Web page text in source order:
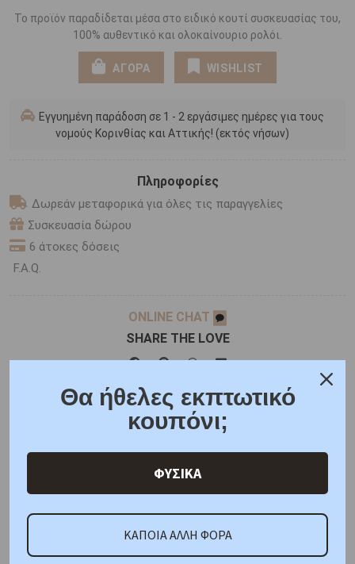
Το προϊόν παραδίδεται μέσα στο ειδικό κουτί συσκευασίας του,
100% αυθεντικό και ολοκαίνουριο ρολόι.
ΑΓΟΡΑ WISHLIST
Εγγυημένη παράδοση σε 1 - 2 εργάσιμες ημέρες για τους
νομούς Κορινθίας και Αττικής! (εκτός νήσων)
Πληροφορίες
Δωρεάν μεταφορικά για όλες τις παραγγελίες
Συσκευασία δώρου
6 άτοκες δόσεις
F.A.Q.
ONLINE CHAT
SHARE THE LOVE
Χαρακτηριστικά Χαρακτηριστικά Ρολογιών
Κωδικός Προμηθευτή:
Θα ήθελες εκπτωτικό
κουπόνι;
ΦΥΣΙΚΑ
ΚΑΠΟΙΑ ΑΛΛΗ ΦΟΡΑ